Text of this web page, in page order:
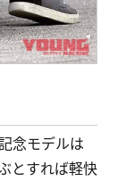
念モデルは
とすれば軽快